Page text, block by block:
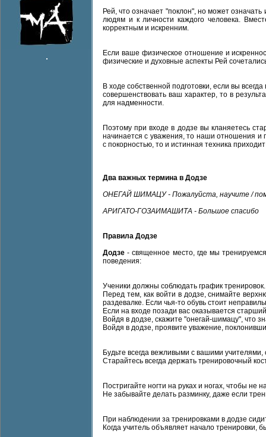
Рей, что означает "поклон", но может
людям и к личности каждого человека.
корректным и искренним.
Если ваше физическое отношение и
физические и духовные аспекты Рей
В ходе собственной подготовки, если вы
совершенствовать ваш характер, то в
для надменности.
Поэтому при входе в додзе вы кланяетесь
начинается с уважения, то наши отношения
с покорностью, то и истинная техника
Два важных термина в Додзе
ОНЕГАЙ ШИМАЦУ - Пожалуйста, научите /
АРИГАТО-ГОЗАИМАШИТА - Большое спасибо
Правила Додзе
Додзе - священное место, где мы
поведения:
Ученики должны соблюдать график
Перед тем, как войти в додзе, снимайте
раздевалке. Если чья-то обувь стоит
Если на входе позади вас оказывается
Войдя в додзе, скажите "онегай-шимацу", что
Войдя в додзе, проявите уважение,
Будьте всегда вежливыми с вашими
Старайтесь всегда держать тренировочный
Постригайте ногти на руках и ногах, чтобы не
Не забывайте делать разминку, даже если
При наблюдении за тренировками в додзе
Когда учитель объявляет начало тренировки,